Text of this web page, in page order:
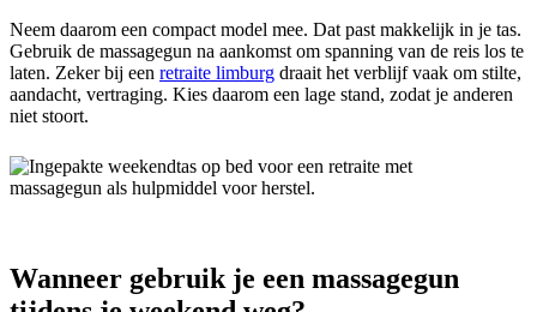
Neem daarom een compact model mee. Dat past makkelijk in je tas.
Gebruik de massagegun na aankomst om spanning van de reis los te
laten. Zeker bij een retraite limburg draait het verblijf vaak om stilte,
aandacht, vertraging. Kies daarom een lage stand, zodat je anderen
niet stoort.
Wanneer gebruik je een massagegun